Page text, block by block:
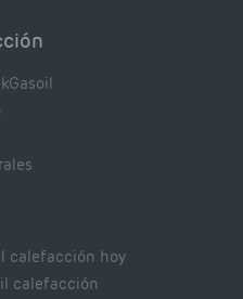
calefacción hoy
calefacción